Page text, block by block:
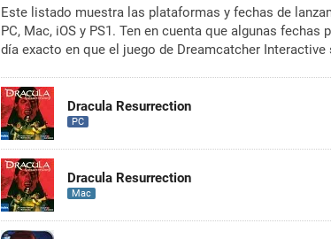
Este listado muestra las plataformas y fechas de
PC, Mac, iOS y PS1. Ten en cuenta que algunas
día exacto en que el juego de Dreamcatcher Interactive
Dracula Resurrection
PC
Dracula Resurrection
Mac